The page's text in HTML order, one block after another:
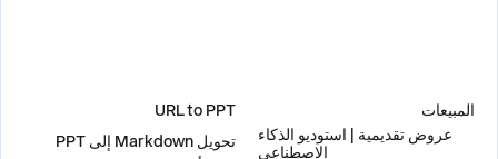
المبيعات
عروض تقديمية | استوديو الذكاء
الاصطناعي
URL to PPT
تحويل Markdown إلى PPT